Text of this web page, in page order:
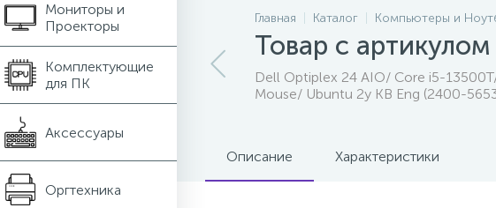
Мониторы и
Проекторы
Комплектующие
для ПК
Аксессуары
Оргтехника
Главная Каталог Компьютеры и
Товар с
Dell Optiplex 24 AIO/ Core i5-
Mouse/ Ubuntu 2y KB Eng (2400-
Описание Характеристики